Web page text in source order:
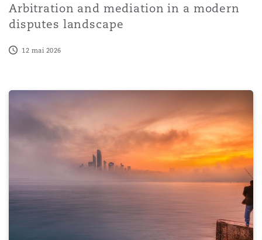
Arbitration and mediation in a modern
disputes landscape
12 mai 2026
20 years in Abu Dhabi | Episode 4 | The ADGM courts